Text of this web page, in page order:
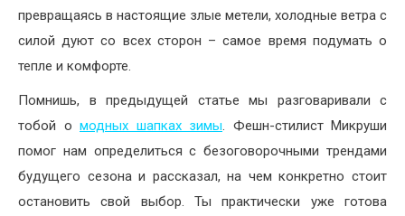
превращаясь в настоящие злые метели, холодные ветра с
силой дуют со всех сторон – самое время подумать о
тепле и комфорте.
Помнишь, в предыдущей статье мы разговаривали с
тобой о модных шапках зимы. Фешн-стилист Микруши
помог нам определиться с безоговорочными трендами
будущего сезона и рассказал, на чем конкретно стоит
остановить свой выбор. Ты практически уже готова